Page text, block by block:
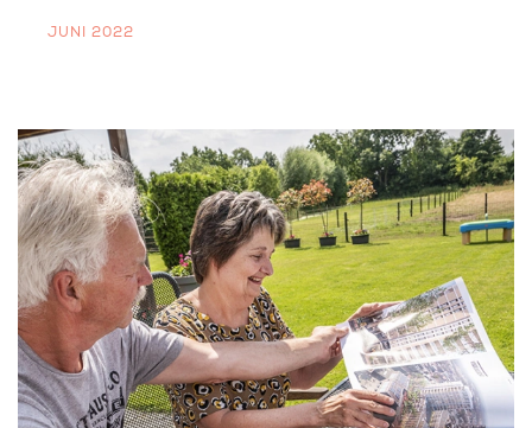
JUNI 2022